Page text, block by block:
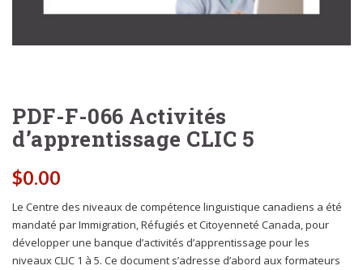
PDF-F-066 Activités
d’apprentissage CLIC 5
$0.00
Le Centre des niveaux de compétence linguistique canadiens a été
mandaté parImmigration, Réfugiés et Citoyenneté Canada, pour
développer une banque d’activités d’apprentissage pour les
niveaux CLIC 1 à 5. Ce document s’adresse d’abord aux formateurs